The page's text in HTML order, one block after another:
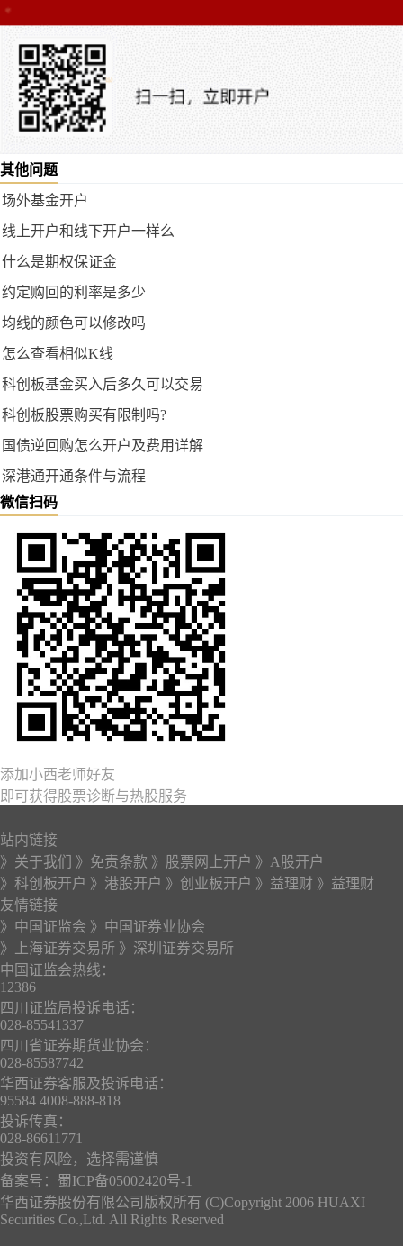
其他问题
场外基金开户
线上开户和线下开户一样么
什么是期权保证金
约定购回的利率是多少
均线的颜色可以修改吗
怎么查看相似K线
科创板基金买入后多久可以交易
科创板股票购买有限制吗?
国债逆回购怎么开户及费用详解
深港通开通条件与流程
微信扫码
添加小西老师好友
即可获得股票诊断与热股服务
站内链接
》关于我们
》免责条款 》股票网上开户 》A股开户
》科创板开户 》港股开户 》创业板开户 》益理财 》益理财
友情链接
》中国证监会 》中国证券业协会
》上海证券交易所 》深圳证券交易所
中国证监会热线：
12386
四川证监局投诉电话：
028-85541337
四川省证券期货业协会：
028-85587742
华西证券客服及投诉电话：
95584 4008-888-818
投诉传真：
028-86611771
投资有风险，选择需谨慎
备案号： 蜀ICP备05002420号-1
华西证券股份有限公司版权所有 (C)Copyright 2006 HUAXI
Securities Co.,Ltd. All Rights Reserved